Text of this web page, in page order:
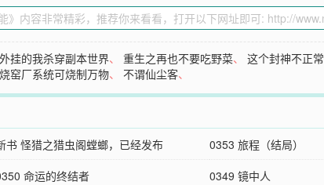
挂的我杀穿副本世界、重生之再也不要吃野菜、这个封神不正常
窑厂系统可烧制万物、不谓仙尘客、
书 怪猎之猎虫阁螳螂，已经发布 0353 旅程（结局）
命运的终结者 0349 镜中人